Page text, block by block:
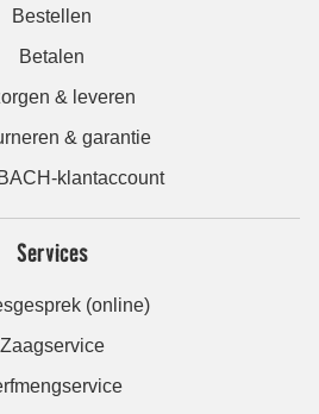
Bestellen
Betalen
& leveren
& garantie
klantaccount
Services
(online)
Zaagservice